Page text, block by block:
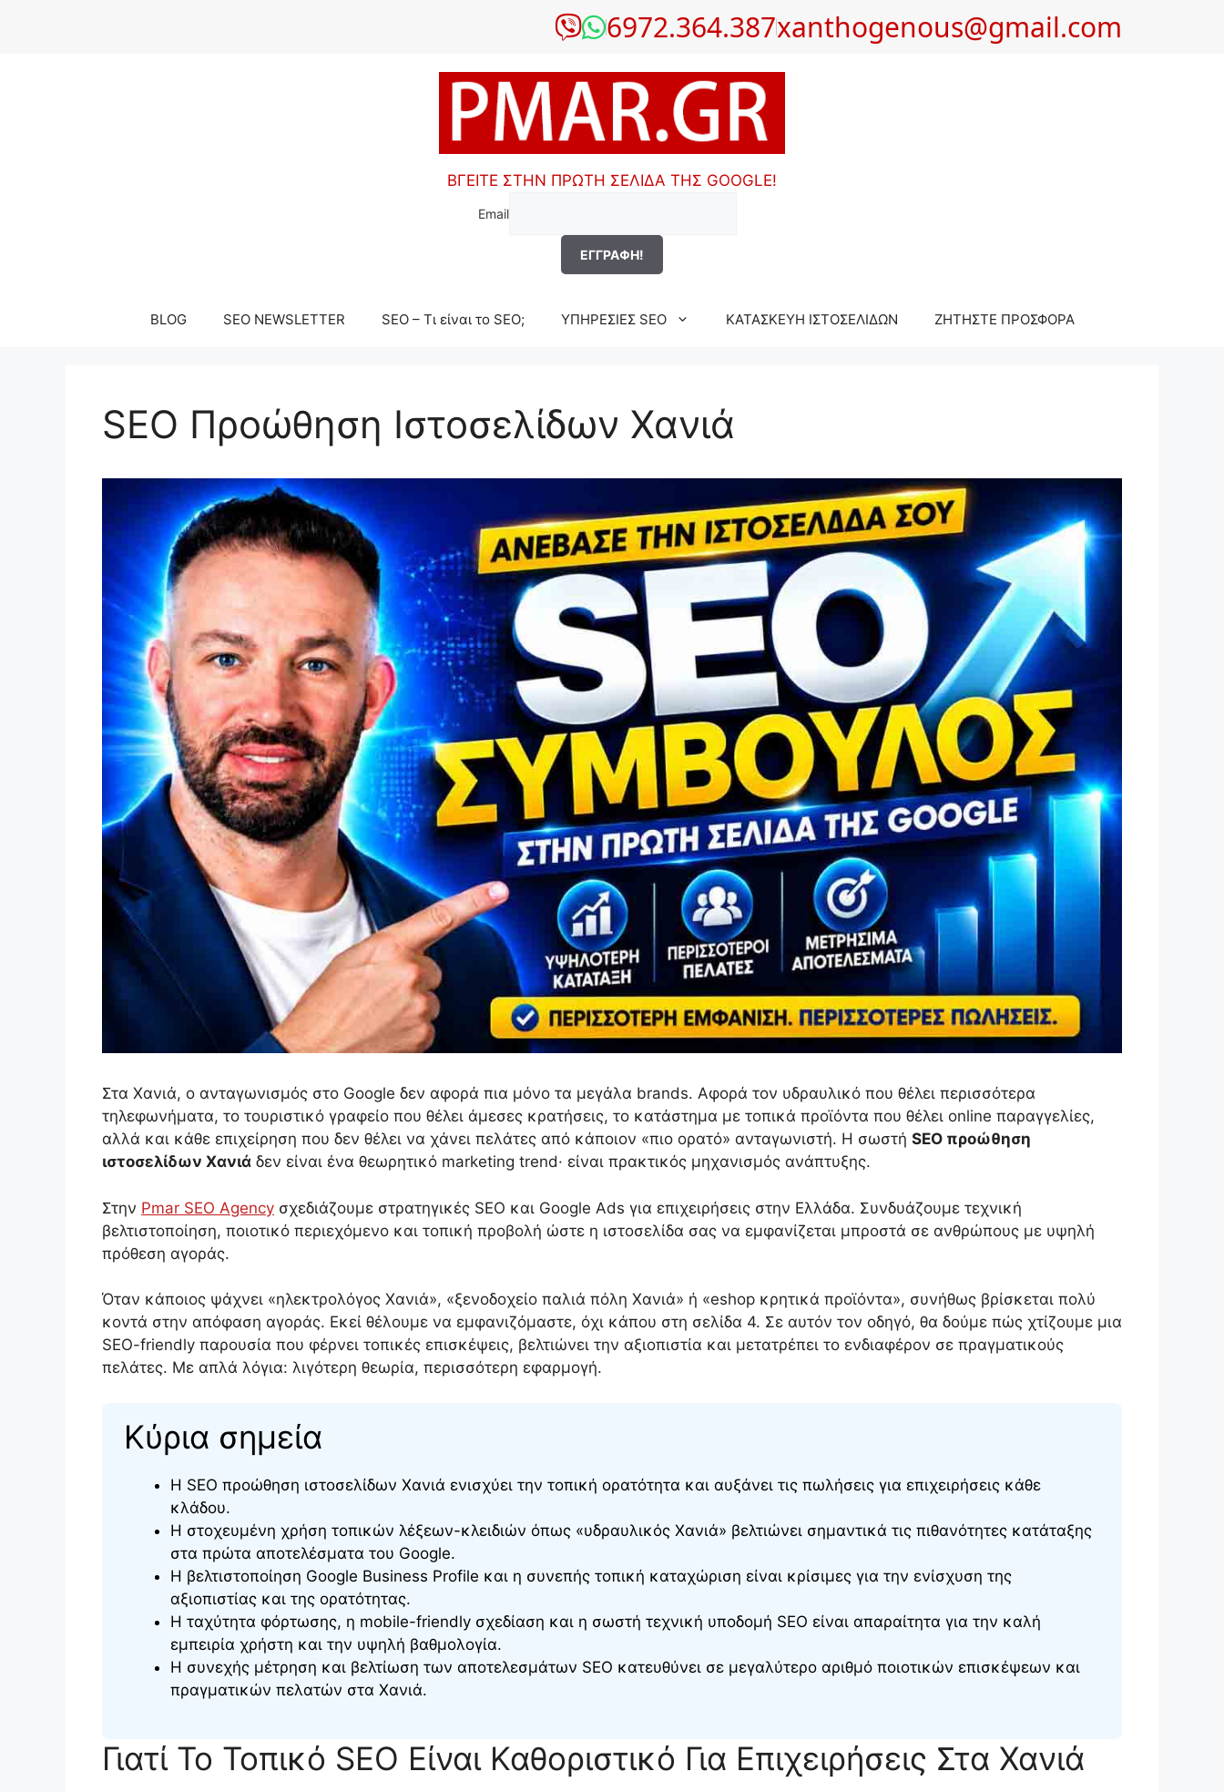
6972.364.387xanthogenous@gmail.com
ΒΓΕΙΤΕ ΣΤΗΝ ΠΡΩΤΗ ΣΕΛΙΔΑ ΤΗΣ GOOGLE!
Email
BLOG SEO NEWSLETTER SEO – Τι είναι το SEO; ΥΠΗΡΕΣΙΕΣ SEO ΚΑΤΑΣΚΕΥΗ ΙΣΤΟΣΕΛΙΔΩΝ ΖΗΤΗΣΤΕ ΠΡΟΣΦΟΡΑ
SEO Προώθηση Ιστοσελίδων Χανιά
Στα Χανιά, ο ανταγωνισμός στο Google δεν αφορά πια μόνο τα μεγάλα brands. Αφορά τον υδραυλικό που θέλει περισσότερα
τηλεφωνήματα, το τουριστικό γραφείο που θέλει άμεσες κρατήσεις, το κατάστημα με τοπικά προϊόντα που θέλει online παραγγελίες,
αλλά και κάθε επιχείρηση που δεν θέλει να χάνει πελάτες από κάποιον «πιο ορατό» ανταγωνιστή. Η σωστή SEO προώθηση
ιστοσελίδων Χανιά δεν είναι ένα θεωρητικό marketing trend· είναι πρακτικός μηχανισμός ανάπτυξης.
Στην Pmar SEO Agency σχεδιάζουμε στρατηγικές SEO και Google Ads για επιχειρήσεις στην Ελλάδα. Συνδυάζουμε τεχνική
βελτιστοποίηση, ποιοτικό περιεχόμενο και τοπική προβολή ώστε η ιστοσελίδα σας να εμφανίζεται μπροστά σε ανθρώπους με υψηλή
πρόθεση αγοράς.
Όταν κάποιος ψάχνει «ηλεκτρολόγος Χανιά», «ξενοδοχείο παλιά πόλη Χανιά» ή «eshop κρητικά προϊόντα», συνήθως βρίσκεται πολύ
κοντά στην απόφαση αγοράς. Εκεί θέλουμε να εμφανιζόμαστε, όχι κάπου στη σελίδα 4. Σε αυτόν τον οδηγό, θα δούμε πώς χτίζουμε μια
SEO-friendly παρουσία που φέρνει τοπικές επισκέψεις, βελτιώνει την αξιοπιστία και μετατρέπει το ενδιαφέρον σε πραγματικούς
πελάτες. Με απλά λόγια: λιγότερη θεωρία, περισσότερη εφαρμογή.
Κύρια σημεία
Η SEO προώθηση ιστοσελίδων Χανιά ενισχύει την τοπική ορατότητα και αυξάνει τις πωλήσεις για επιχειρήσεις κάθε
κλάδου.
Η στοχευμένη χρήση τοπικών λέξεων-κλειδιών όπως «υδραυλικός Χανιά» βελτιώνει σημαντικά τις πιθανότητες κατάταξης
στα πρώτα αποτελέσματα του Google.
Η βελτιστοποίηση Google Business Profile και η συνεπής τοπική καταχώριση είναι κρίσιμες για την ενίσχυση της
αξιοπιστίας και της ορατότητας.
Η ταχύτητα φόρτωσης, η mobile-friendly σχεδίαση και η σωστή τεχνική υποδομή SEO είναι απαραίτητα για την καλή
εμπειρία χρήστη και την υψηλή βαθμολογία.
Η συνεχής μέτρηση και βελτίωση των αποτελεσμάτων SEO κατευθύνει σε μεγαλύτερο αριθμό ποιοτικών επισκέψεων και
πραγματικών πελατών στα Χανιά.
Γιατί Το Τοπικό SEO Είναι Καθοριστικό Για Επιχειρήσεις Στα Χανιά